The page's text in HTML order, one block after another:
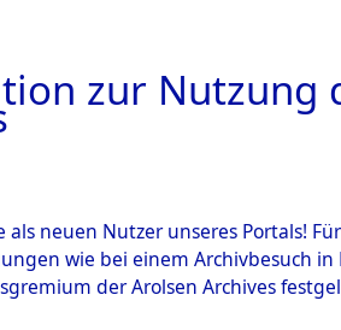
zur Nutzung
als neuen Nutzer unseres Portals!
wie bei einem Archivbesuch
der Arolsen Archives